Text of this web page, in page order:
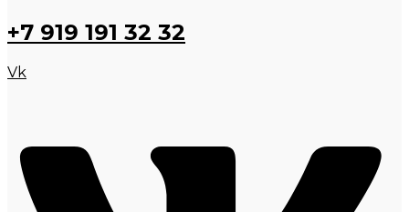
+7 919 191 32 32
Vk